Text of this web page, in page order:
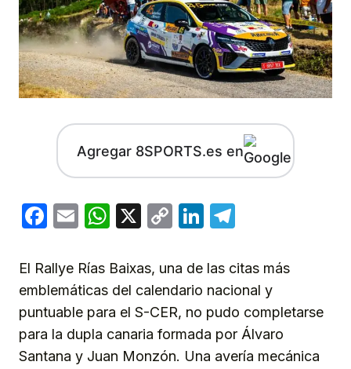
Agregar 8SPORTS.es en
Facebook
EmailWhatsApp
X
CopyLinkedIn
El Rallye Rías Baixas, una de las citas más
emblemáticas del calendario nacional y
puntuable para el S-CER, no pudo completarse
para la dupla canaria formada por Álvaro
Santana y Juan Monzón. Una avería mecánica